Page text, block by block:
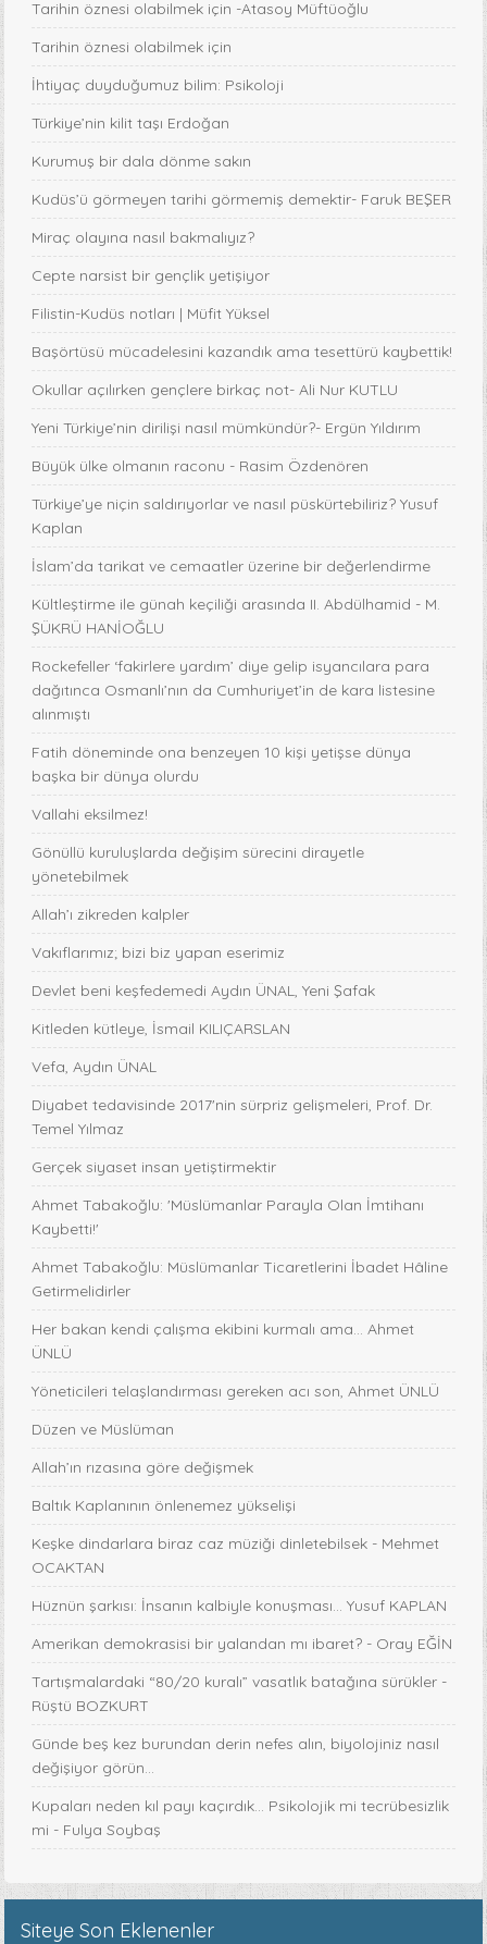
Tarihin öznesi olabilmek için -Atasoy Müftüoğlu
Tarihin öznesi olabilmek için
İhtiyaç duyduğumuz bilim: Psikoloji
Türkiye’nin kilit taşı Erdoğan
Kurumuş bir dala dönme sakın
Kudüs’ü görmeyen tarihi görmemiş demektir- Faruk BEŞER
Miraç olayına nasıl bakmalıyız?
Cepte narsist bir gençlik yetişiyor
Filistin-Kudüs notları | Müfit Yüksel
Başörtüsü mücadelesini kazandık ama tesettürü kaybettik!
Okullar açılırken gençlere birkaç not- Ali Nur KUTLU
Yeni Türkiye’nin dirilişi nasıl mümkündür?- Ergün Yıldırım
Büyük ülke olmanın raconu - Rasim Özdenören
Türkiye’ye niçin saldırıyorlar ve nasıl püskürtebiliriz? Yusuf
Kaplan
İslam’da tarikat ve cemaatler üzerine bir değerlendirme
Kültleştirme ile günah keçiliği arasında II. Abdülhamid - M.
ŞÜKRÜ HANİOĞLU
Rockefeller ‘fakirlere yardım’ diye gelip isyancılara para
dağıtınca Osmanlı’nın da Cumhuriyet’in de kara listesine
alınmıştı
Fatih döneminde ona benzeyen 10 kişi yetişse dünya
başka bir dünya olurdu
Vallahi eksilmez!
Gönüllü kuruluşlarda değişim sürecini dirayetle
yönetebilmek
Allah’ı zikreden kalpler
Vakıflarımız; bizi biz yapan eserimiz
Devlet beni keşfedemedi Aydın ÜNAL, Yeni Şafak
Kitleden kütleye, İsmail KILIÇARSLAN
Vefa, Aydın ÜNAL
Diyabet tedavisinde 2017'nin sürpriz gelişmeleri, Prof. Dr.
Temel Yılmaz
Gerçek siyaset insan yetiştirmektir
Ahmet Tabakoğlu: 'Müslümanlar Parayla Olan İmtihanı
Kaybetti!'
Ahmet Tabakoğlu: Müslümanlar Ticaretlerini İbadet Hâline
Getirmelidirler
Her bakan kendi çalışma ekibini kurmalı ama… Ahmet
ÜNLÜ
Yöneticileri telaşlandırması gereken acı son, Ahmet ÜNLÜ
Düzen ve Müslüman
Allah’ın rızasına göre değişmek
Baltık Kaplanının önlenemez yükselişi
Keşke dindarlara biraz caz müziği dinletebilsek - Mehmet
OCAKTAN
Hüznün şarkısı: İnsanın kalbiyle konuşması... Yusuf KAPLAN
Amerikan demokrasisi bir yalandan mı ibaret? - Oray EĞİN
Tartışmalardaki “80/20 kuralı” vasatlık batağına sürükler -
Rüştü BOZKURT
Günde beş kez burundan derin nefes alın, biyolojiniz nasıl
değişiyor görün...
Kupaları neden kıl payı kaçırdık… Psikolojik mi tecrübesizlik
mi - Fulya Soybaş
Siteye Son Eklenenler